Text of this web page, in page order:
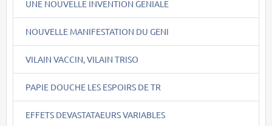
UNE NOUVELLE INVENTION GENIALE
NOUVELLE MANIFESTATION DU GENI
VILAIN VACCIN, VILAIN TRISO
PAPIE DOUCHE LES ESPOIRS DE TR
EFFETS DEVASTATAEURS VARIABLES